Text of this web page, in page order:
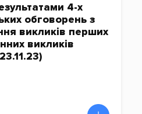
4-х
обговорень з
викликів перших
викликів